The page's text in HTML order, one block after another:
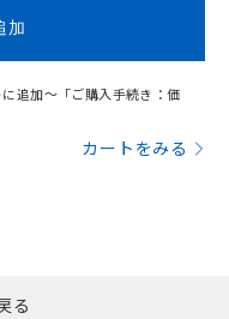
加
追加～「ご購入手続き：価
カートをみる
る